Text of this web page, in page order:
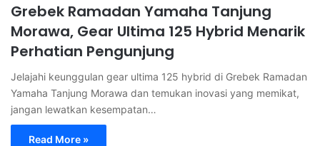
Grebek Ramadan Yamaha Tanjung
Morawa, Gear Ultima 125 Hybrid Menarik
Perhatian Pengunjung
Jelajahi keunggulan gear ultima 125 hybrid di Grebek Ramadan
Yamaha Tanjung Morawa dan temukan inovasi yang memikat,
jangan lewatkan kesempatan…
Read More »